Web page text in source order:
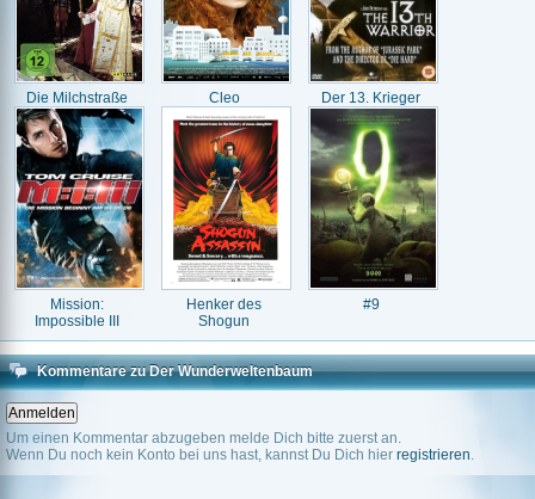
Die Milchstraße Cleo Der 13. Krieger
Mission:
Impossible III
Henker des
Shogun
#9
Kommentare zu Der Wunderweltenbaum
Um einen Kommentar abzugeben melde Dich bitte zuerst an.
Wenn Du noch kein Konto bei uns hast, kannst Du Dich hier registrieren.